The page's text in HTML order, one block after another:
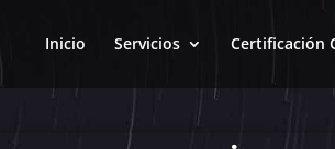
Inicio Servicios Certificación